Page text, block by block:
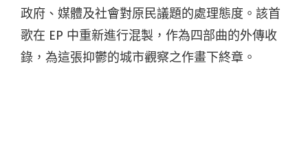
政府、媒體及社會對原民議題的處理態度。該首
歌在 EP 中重新進行混製，作為四部曲的外傳收
錄，為這張抑鬱的城市觀察之作畫下終章。